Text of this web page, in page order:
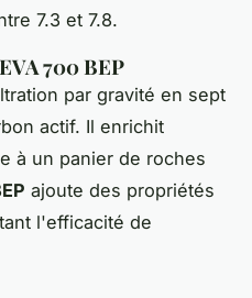
7.3 et 7.8.
700 BEP
par gravité en sept
actif. Il enrichit
à un panier de roches
ajoute des propriétés
l'efficacité de